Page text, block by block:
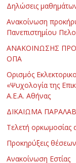
Δηλώσεις
Ανακοίνωση
Πανεπιστημίου
ΑΝΑΚΟΙΝΩΣΗΣ
ΟΠΑ
Ορισμός
«Ψυχολογία της
Α.Ε.Α. Αθήνας
ΔΙΚΑΙΩΜΑ
Τελετή ορκωμοσίας
Προκηρύξεις
Ανακοίνωση Εστίας